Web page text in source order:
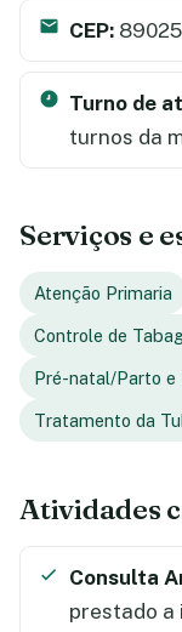
CEP:
Turno de
turnos da
Serviços e
Atenção Primaria
Controle de
Pré-natal/Parto e
Tratamento da
Atividades
Consulta
prestado a